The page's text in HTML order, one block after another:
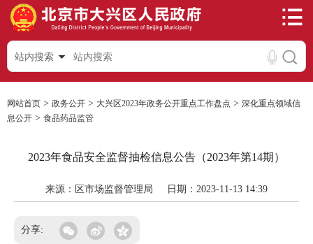
站内搜索
网站首页 > 政务公开 > 大兴区2023年政务公开重点工作盘点 > 深化重点领域信
息公开 > 食品药品监管
2023年食品安全监督抽检信息公告（2023年第14期）
来源：区市场监督管理局 日期：2023-11-13 14:39
分享: